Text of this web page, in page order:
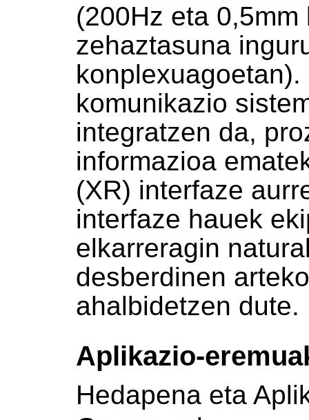
(200Hz eta
zehaztasuna
komunikazio
integratzen da,
informazioa
(XR) interfaze
interfaze hauek
elkarreragin
desberdinen
ahalbidetzen dute.
Aplikazio-
Hedapena eta